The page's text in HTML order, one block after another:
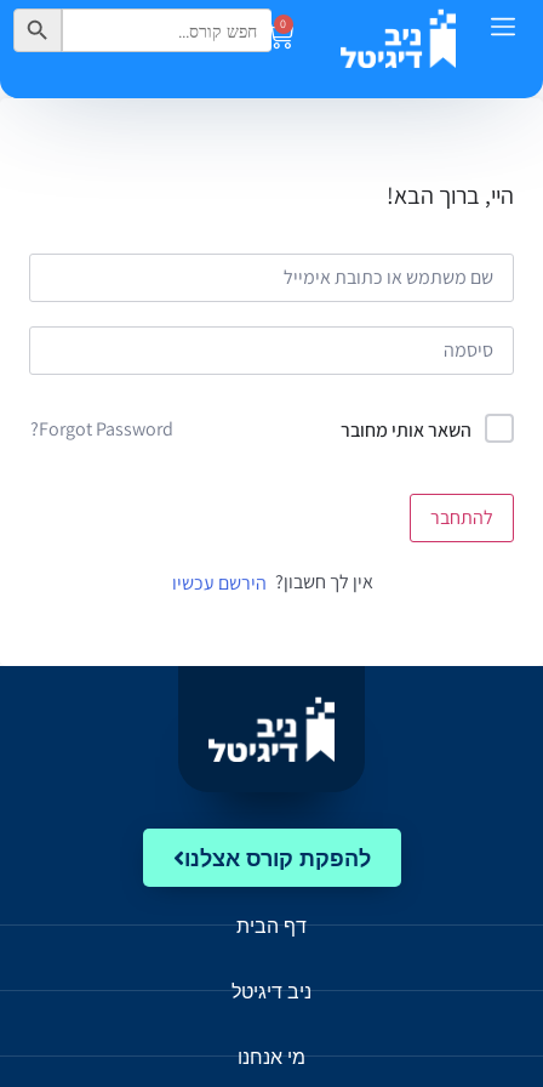
0
Search
for:
Search Button
היי, ברוך הבא!
השאר אותי מחובר Forgot Password?
להתחבר
אין לך חשבון? הירשם עכשיו
להפקת קורס אצלנו
דף הבית
ניב דיגיטל
מי אנחנו